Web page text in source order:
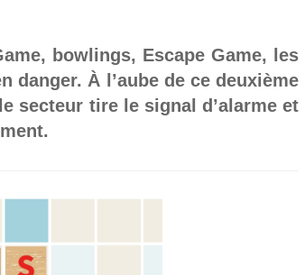
bowlings, Escape Game, les
À l’aube de ce deuxième
secteur tire le signal d’alarme et